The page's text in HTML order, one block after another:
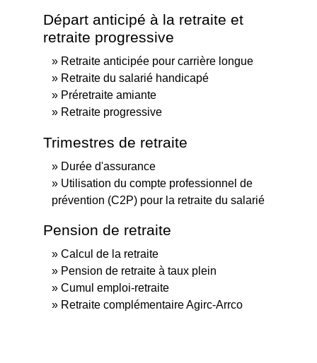
Départ anticipé à la retraite et
retraite progressive
Retraite anticipée pour carrière longue
Retraite du salarié handicapé
Préretraite amiante
Retraite progressive
Trimestres de retraite
Durée d'assurance
Utilisation du compte professionnel de
prévention (C2P) pour la retraite du salarié
Pension de retraite
Calcul de la retraite
Pension de retraite à taux plein
Cumul emploi-retraite
Retraite complémentaire Agirc-Arrco